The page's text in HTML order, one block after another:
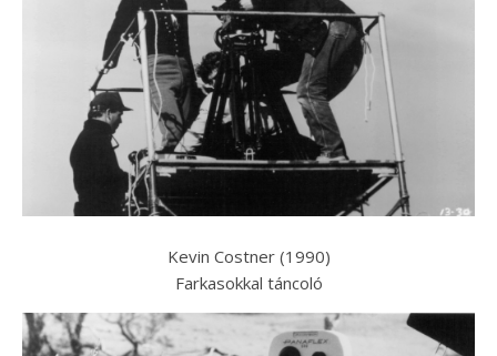
Kevin Costner (1990)
Farkasokkal táncoló